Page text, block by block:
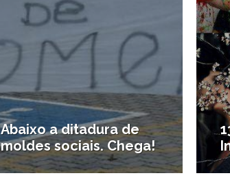
Abaixo a ditadura de
moldes sociais. Chega!